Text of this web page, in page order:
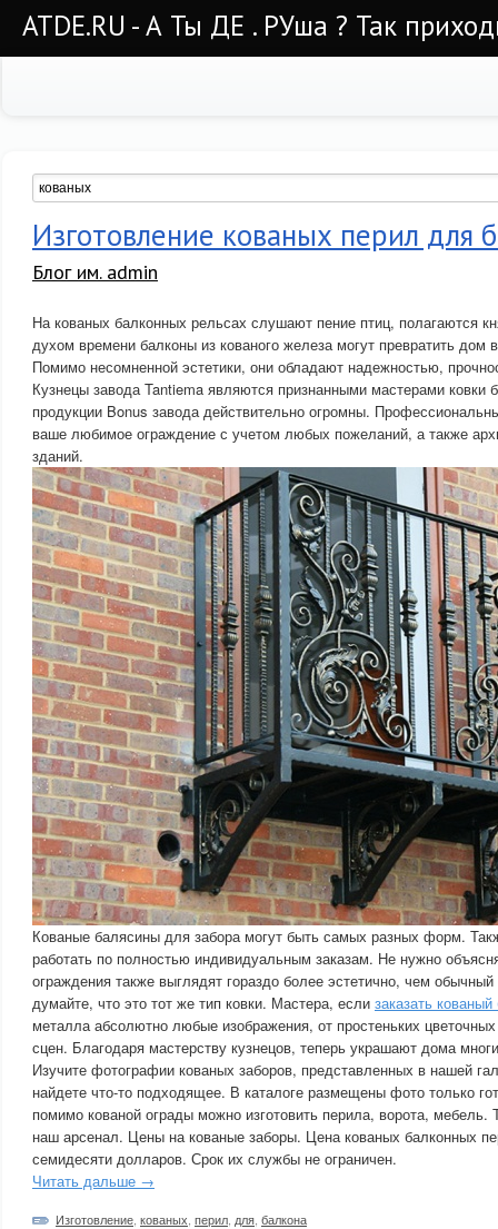
ATDE.RU - А Ты ДЕ . РУша ? Так
Изготовление кованых перил для
Блог им. admin
На кованых балконных рельсах слушают пение птиц, полагаются
духом времени балконы из кованого железа могут превратить дом
Помимо несомненной эстетики, они обладают надежностью,
Кузнецы завода Tantiema являются признанными мастерами
продукции Bonus завода действительно огромны.
ваше любимое ограждение с учетом любых пожеланий, а также
зданий.
Кованые балясины для забора могут быть самых разных форм.
работать по полностью индивидуальным заказам. Не нужно
ограждения также выглядят гораздо более эстетично, чем
думайте, что это тот же тип ковки. Мастера, если заказать
металла абсолютно любые изображения, от простеньких
сцен. Благодаря мастерству кузнецов, теперь украшают дома
Изучите фотографии кованых заборов, представленных в нашей
найдете что-то подходящее. В каталоге размещены фото только
помимо кованой ограды можно изготовить перила, ворота, мебель.
наш арсенал. Цены на кованые заборы. Цена кованых балконных
семидесяти долларов. Срок их службы не ограничен.
Читать дальше →
Изготовление кованых перил для балкона